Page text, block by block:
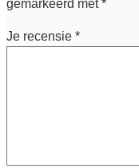
gemarkeerd met*
Je recensie *